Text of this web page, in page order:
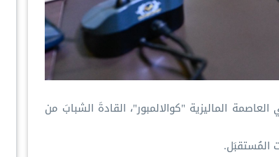
الماليزية "كوالالمبور"، القادةَ الشبابَ من
المُستقبَل.